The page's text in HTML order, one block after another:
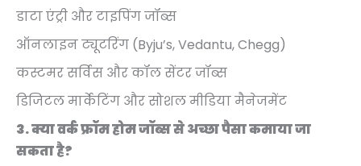
डाटा एंट्री और टाइपिंग जॉब्स
ऑनलाइन ट्यूटरिंग (Byju’s, Vedantu, Chegg)
कस्टमर सर्विस और कॉल सेंटर जॉब्स
डिजिटल मार्केटिंग और सोशल मीडिया मैनेजमेंट
3. क्या वर्क फ्रॉम होम जॉब्स से अच्छा पैसा कमाया जा
सकता है?